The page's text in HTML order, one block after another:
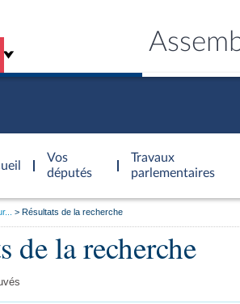
Vos
députés
Travaux
parlementaires
Résultats de la recherche
de la recherche